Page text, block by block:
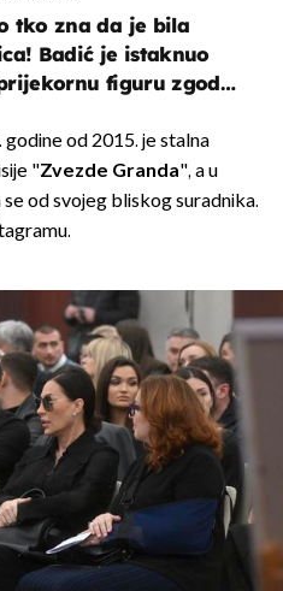
tko zna da je bila
Badić je istaknuo
figuru zgodne
od 2015. je stalna
"Zvezde Granda", a u
od svojeg bliskog suradnika.